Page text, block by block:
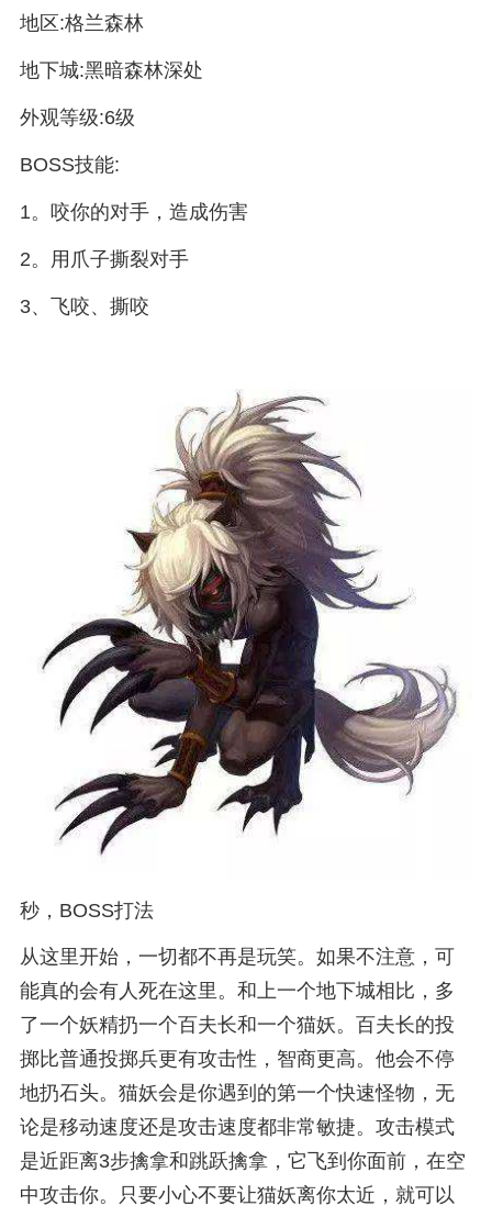
地区:格兰森林
地下城:黑暗森林深处
外观等级:6级
BOSS技能:
1。咬你的对手，造成伤害
2。用爪子撕裂对手
3、飞咬、撕咬
秒，BOSS打法
从这里开始，一切都不再是玩笑。如果不注意，可
能真的会有人死在这里。和上一个地下城相比，多
了一个妖精扔一个百夫长和一个猫妖。百夫长的投
掷比普通投掷兵更有攻击性，智商更高。他会不停
地扔石头。猫妖会是你遇到的第一个快速怪物，无
论是移动速度还是攻击速度都非常敏捷。攻击模式
是近距离3步擒拿和跳跃擒拿，它飞到你面前，在空
中攻击你。只要小心不要让猫妖离你太近，就可以